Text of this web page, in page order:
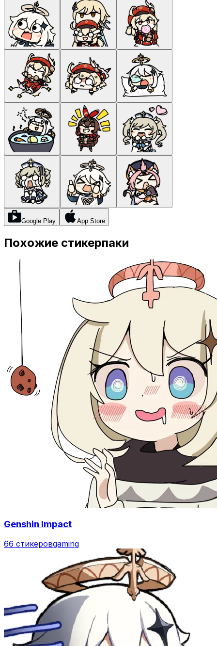
Google Play App Store
Похожие стикерпаки
Genshin Impact
66 стикеровgaming